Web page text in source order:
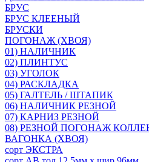
БРУС
БРУС КЛЕЕНЫЙ
БРУСКИ
ПОГОНАЖ (ХВОЯ)
01) НАЛИЧНИК
02) ПЛИНТУС
03) УГОЛОК
04) РАСКЛАДКА
05) ГАЛТЕЛЬ / ШТАПИК
06) НАЛИЧНИК РЕЗНОЙ
07) КАРНИЗ РЕЗНОЙ
08) РЕЗНОЙ ПОГОНАЖ
ВАГОНКА (ХВОЯ)
сорт ЭКСТРА